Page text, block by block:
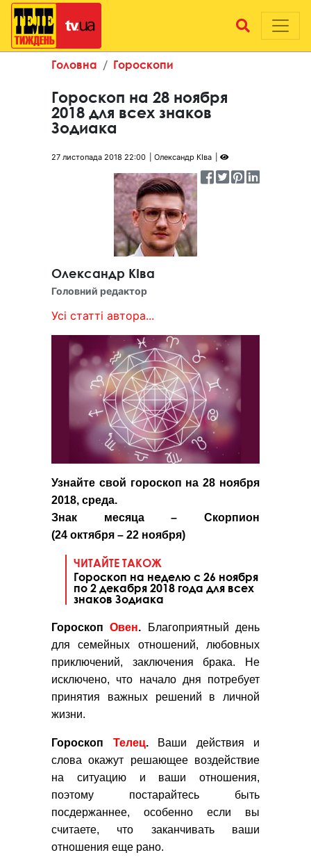
Головна Гороскопи
Гороскоп на 28 ноября
2018 для всех знаков
Зодиака
27 листопада 2018 22:00 Олександр КІва
Олександр КІва
Головний редактор
Усі статті автора...
Узнайте свой гороскоп на 28 ноября
2018, среда.
Знак месяца – Скорпион
(24 октября – 22 ноября)
ЧИТАЙТЕ ТАКОЖ
Гороскоп на неделю с 26 ноября
по 2 декабря 2018 года для всех
знаков Зодиака
ГороскопОвен. Благоприятный день
для семейных отношений, любовных
приключений, заключения брака. Не
исключено, что начало дня потребует
принятия важных решений в личной
жизни.
Гороскоп Телец.Ваши действия и
слова окажут решающее воздействие
на ситуацию и ваши отношения,
поэтому постарайтесь быть
посдержаннее, особенно если вы
считаете, что заканчивать ваши
отношения еще рано.